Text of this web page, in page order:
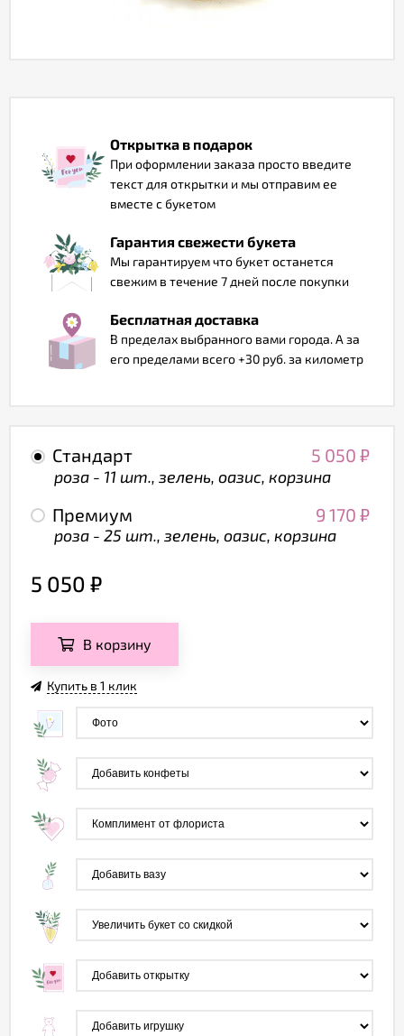
Открытка в подарок
При оформлении заказа просто введите
текст для открытки и мы отправим ее
вместе с букетом
Гарантия свежести букета
Мы гарантируем что букет останется
свежим в течение 7 дней после покупки
Бесплатная доставка
В пределах выбранного вами города. А за
его пределами всего +30 руб. за километр
Стандарт 5 050 ₽
роза - 11 шт., зелень, оазис, корзина
Премиум 9 170 ₽
роза - 25 шт., зелень, оазис, корзина
5 050 ₽
В корзину
Купить в 1 клик